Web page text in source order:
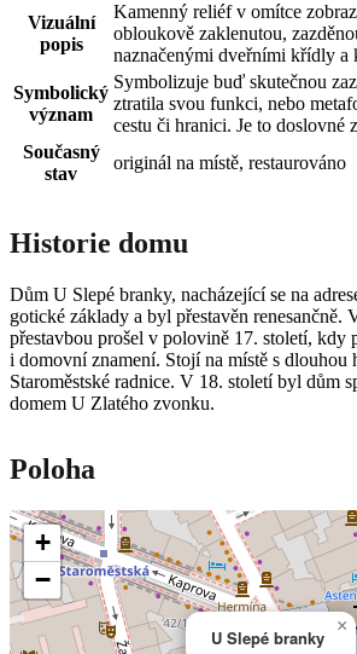
Vizuální
popis
Kamenný reliéf v omítce
obloukově zaklenutou,
naznačenými dveřními křídly a
Symbolický
význam
Symbolizuje buď skutečnou
ztratila svou funkci, nebo
cestu či hranici. Je to doslovné
Současný
stav
originál na místě, restaurováno
Historie domu
Dům U Slepé branky, nacházející se na
gotické základy a byl přestavěn renesančně.
přestavbou prošel v polovině 17. století, kdy
i domovní znamení. Stojí na místě s dlouhou
Staroměstské radnice. V 18. století byl dům
domem U Zlatého zvonku.
Poloha
U Slepé branky
×
+
−